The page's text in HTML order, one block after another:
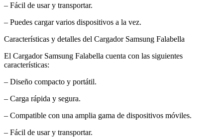
– Fácil de usar y transportar.
– Puedes cargar varios dispositivos a la vez.
Características y detalles del Cargador Samsung Falabella
El Cargador Samsung Falabella cuenta con las siguientes
características:
– Diseño compacto y portátil.
– Carga rápida y segura.
– Compatible con una amplia gama de dispositivos móviles.
– Fácil de usar y transportar.